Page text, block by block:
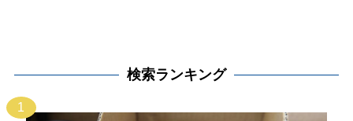
検索ランキング
1